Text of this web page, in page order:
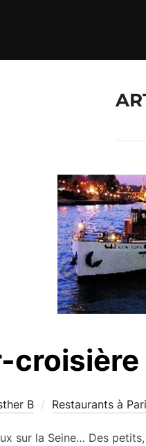
croisière
B Restaurants à
sur la Seine… Des